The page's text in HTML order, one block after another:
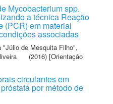
Mycobacterium spp.
a técnica Reação
(PCR) em material
associadas
de Mesquita Filho",
(2016) [Orientação
circulantes em
por método de